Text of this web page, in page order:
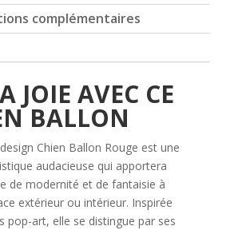
complémentaires
JOIE AVEC CE
BALLON
Chien Ballon Rouge est une
audacieuse qui apportera
de modernité et de fantaisie à
extérieur ou intérieur. Inspirée
pop-art, elle se distingue par ses